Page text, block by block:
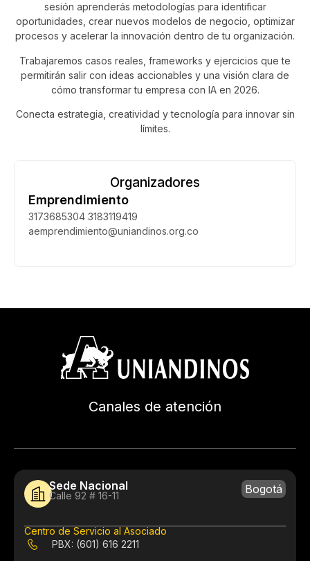
sesión aprenderás metodologías para identificar
oportunidades, crear nuevos modelos de negocio, optimizar
procesos y acelerar la innovación dentro de tu organización.
Trabajaremos casos reales, frameworks y ejercicios que te
permitirán salir con ideas accionables y una visión clara de
cómo transformar tu empresa con IA en 2026.
Conecta estrategia, creatividad y tecnología para innovar sin
límites.
Organizadores
Emprendimiento
3173685304 3183119419
aemprendimiento@uniandinos.org.co
Canales de atención
Sede Nacional
Calle 92 # 16-11 Bogotá
Centro de Servicio al Asociado
PBX: (601) 616 2211